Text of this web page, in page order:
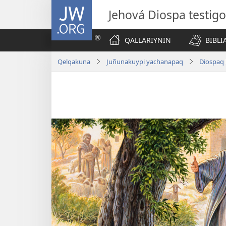
JW.ORG
Jehová Diospa
QALLARIYNIN
Qelqakuna Juñunakuypi yachanapaq